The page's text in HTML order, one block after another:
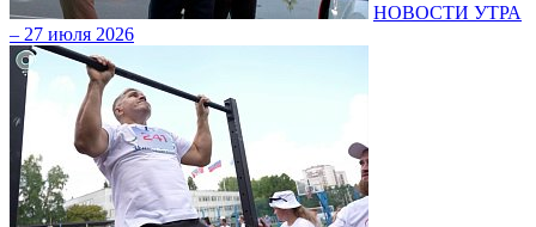
НОВОСТИ УТРА
– 27 июля 2026